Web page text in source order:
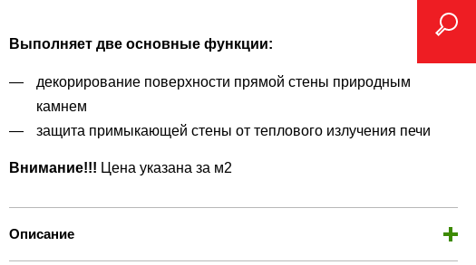
Выполняет две основные функции:
декорирование поверхности прямой стены природным
камнем
защита примыкающей стены от теплового излучения печи
Внимание!!! Цена указана за м2
Описание